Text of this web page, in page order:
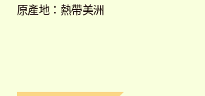
原產地：熱帶美洲